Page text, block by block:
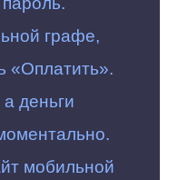
графе,
«Оплатить».
а деньги
мобильной